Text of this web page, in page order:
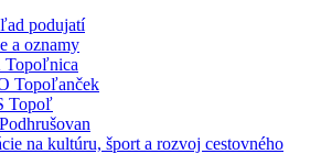
podujatí
a oznamy
Topoľnica
Topoľanček
Topoľ
na kultúru, šport a rozvoj cestovného